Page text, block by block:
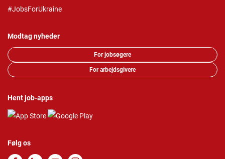
#JobsForUkraine
Modtag nyheder
For jobsøgere
For arbejdsgivere
Hent job-apps
Følg os